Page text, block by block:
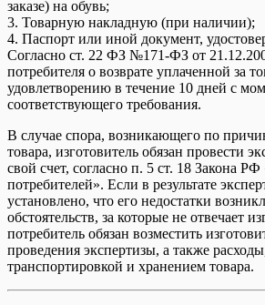
заказе) на обувь;
3. Товарную накладную (при наличии);
4. Паспорт или иной документ,
Согласно ст. 22 ФЗ №171-ФЗ от
потребителя о возврате уплаченной за
удовлетворению в течение 10 дней с
соответствующего требования.
В случае спора, возникающего по
товара, изготовитель обязан провести
свой счет, согласно п. 5 ст. 18 Закона
потребителей». Если в результате
установлено, что его недостатки
обстоятельств, за которые не отвечает
потребитель обязан возместить
проведения экспертизы, а также
транспортировкой и хранением товара.